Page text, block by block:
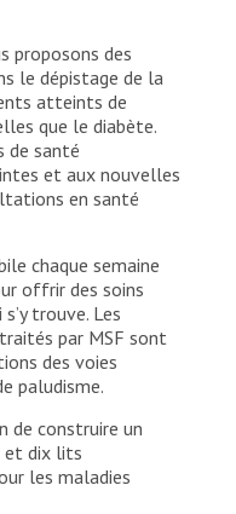
proposons des
le dépistage de la
atteints de
que le diabète.
de santé
et aux nouvelles
en santé
chaque semaine
offrir des soins
trouve. Les
par MSF sont
des voies
paludisme.
de construire un
et dix lits
les maladies